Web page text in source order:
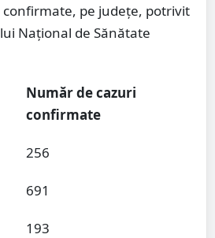
pe județe, potrivit
Național de Sănătate
Număr de cazuri
confirmate
256
691
193